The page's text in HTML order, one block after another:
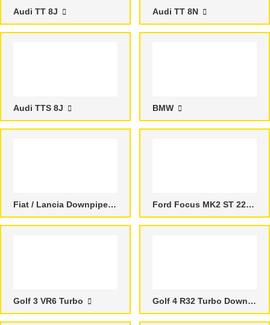
Audi TT 8J Audi TT 8N
Audi TTS 8J BMW
Fiat / Lancia Downpipes Ford Focus MK2 ST 225
Golf 3 VR6 Turbo Golf 4 R32 Turbo Downpipes